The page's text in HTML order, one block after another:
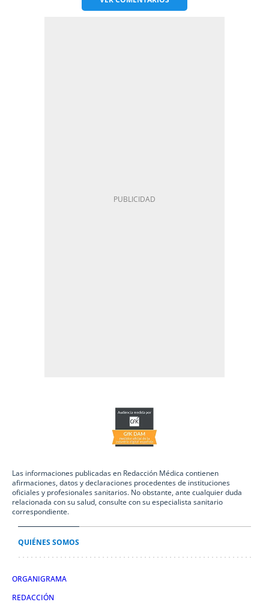
Las informaciones publicadas en Redacción Médica contienen
afirmaciones, datos y declaraciones procedentes de instituciones
oficiales y profesionales sanitarios. No obstante, ante cualquier duda
relacionada con su salud, consulte con su especialista sanitario
correspondiente.
QUIÉNES SOMOS
ORGANIGRAMA
REDACCIÓN